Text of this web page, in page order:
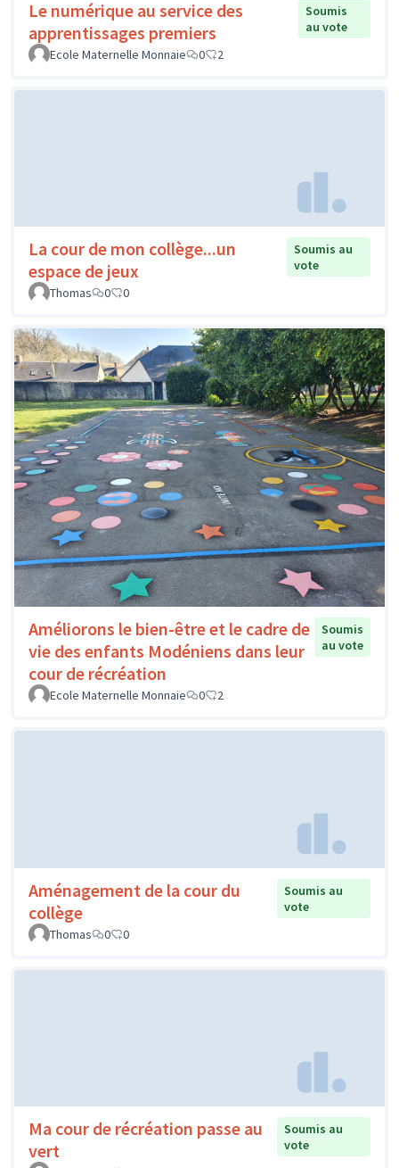
Le numérique au service des
apprentissages premiers
Soumis
au vote
Ecole Maternelle Monnaie
0 2
La cour de mon collège...un
espace de jeux
Soumis au
vote
Thomas
0 0
Améliorons le bien-être et le cadre de
vie des enfants Modéniens dans leur
cour de récréation
Soumis
au vote
Ecole Maternelle Monnaie 0 2
Aménagement de la cour du
collège
Soumis au
vote
Thomas
0 0
Ma cour de récréation passe au
vert
Soumis au
vote